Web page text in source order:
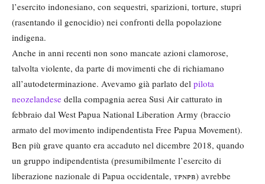
l’esercito indonesiano, con sequestri, sparizioni, torture, stupri
(rasentando il genocidio) nei confronti della popolazione
indigena.
Anche in anni recenti non sono mancate azioni clamorose,
talvolta violente, da parte di movimenti che di richiamano
all’autodeterminazione. Avevamo già parlato del pilota
neozelandese della compagnia aerea Susi Air catturato in
febbraio dal West Papua National Liberation Army (braccio
armato del movimento indipendentista Free Papua Movement).
Ben più grave quanto era accaduto nel dicembre 2018, quando
un gruppo indipendentista (presumibilmente l’esercito di
liberazione nazionale di Papua occidentale, tpnpb) avrebbe